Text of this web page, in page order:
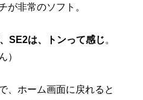
が非常のソフト。
SE2は、トンって感じ。
）
、ホーム画面に戻れると